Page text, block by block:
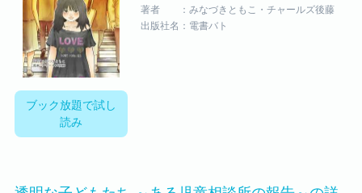
ブック放題で試し
読み
著者 ：みなづきともこ・チャールズ後藤
出版社名：電書バト